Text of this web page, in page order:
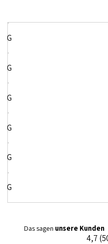
G
G
G
G
G
G
Das sagen unsere Kunden
4,7